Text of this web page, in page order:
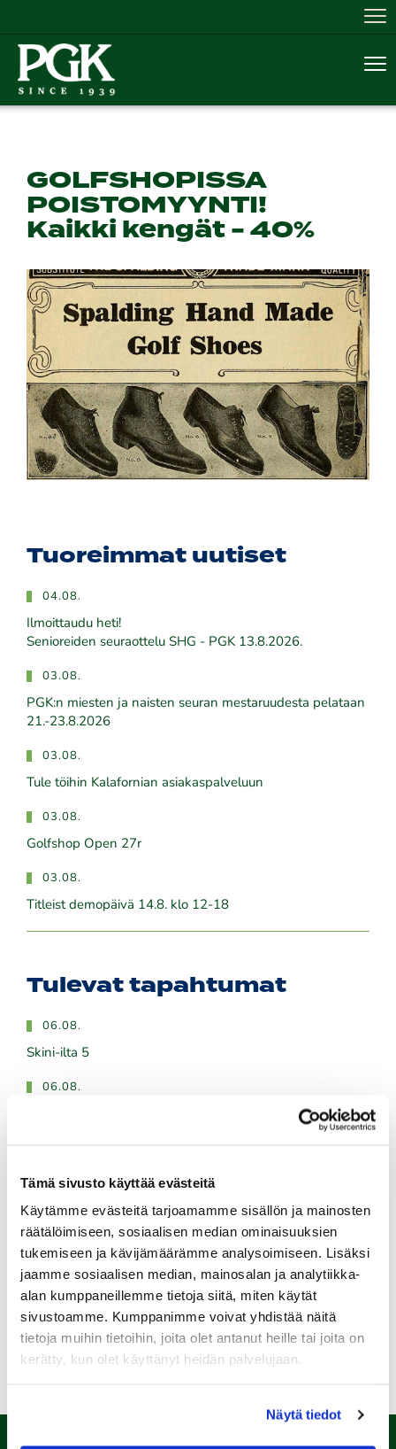
Tämä sivusto käyttää evästeitä
Käytämme evästeitä tarjoamamme sisällön ja mainosten
räätälöimiseen, sosiaalisen median ominaisuuksien
tukemiseen ja kävijämäärämme analysoimiseen. Lisäksi
jaamme sosiaalisen median, mainosalan ja analytiikka-
alan kumppaneillemme tietoja siitä, miten käytät
sivustoamme. Kumppanimme voivat yhdistää näitä
tietoja muihin tietoihin, joita olet antanut heille tai joita on
kerätty, kun olet käyttänyt heidän palvelujaan.
Näytä tiedot
GOLFSHOPISSA
POISTOMYYNTI!
Kaikki kengät - 40%
Tuoreimmat uutiset
04.08.
Ilmoittaudu heti!
​​​​​​​Senioreiden seuraottelu SHG - PGK 13.8.2026.
03.08.
PGK:n miesten ja naisten seuran mestaruudesta pelataan
21.-23.8.2026
03.08.
Tule töihin Kalafornian asiakaspalveluun
03.08.
Golfshop Open 27r
03.08.
Titleist demopäivä 14.8. klo 12-18
Tulevat tapahtumat
06.08.
Skini-ilta 5
06.08.
Naisten maksuton ryhmäopetus to 6.8. klo 18:00-19:00
06.08.
Naisten maksuton ryhmäopetus to 6.8. klo 19:00-20:00
08.08.
IKH Milwaukee Open
Kaikki tapahtumat >>